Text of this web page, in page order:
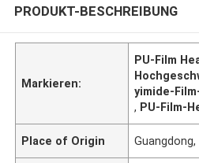
PRODUKT-BESCHREIBUNG
Markieren:
PU-Film
yimide-
, PU-Film-
Place of Origin Guangdong,